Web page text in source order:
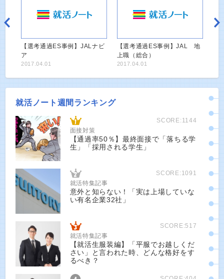
【選考通過ES事例】JALナビ
ア
2017.04.01
【選考通過ES事例】JAL 地
上職（総合）
2017.04.01
就活ノート週間ランキング
SCORE:1144
面接対策
【通過率50％】最終面接で「落ちる学
生」「採用される学生」
SCORE:1091
就活特集記事
意外と知らない！「実は上場していな
い有名企業32社」
SCORE:517
就活特集記事
【就活生服装編】「平服でお越しくだ
さい」と言われた時、どんな格好をす
るべき？